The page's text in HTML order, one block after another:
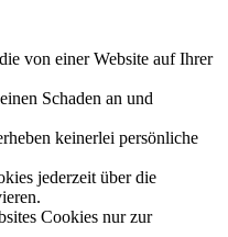
von einer Website auf Ihrer
Schaden an und
keinerlei persönliche
jederzeit über die
Cookies nur zur